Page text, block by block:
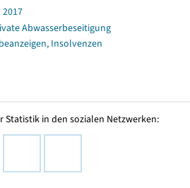
Abwasserbeseitigung
Insolvenzen
Statistik in den sozialen Netzwerken: